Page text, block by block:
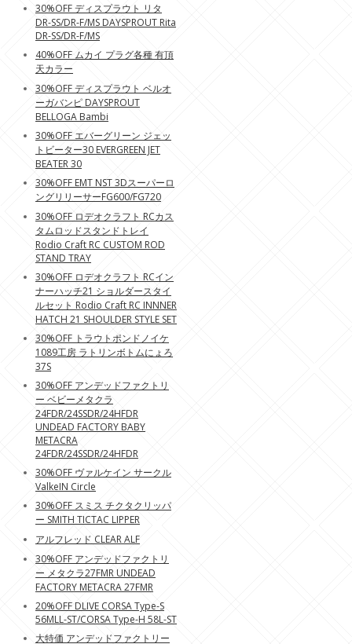
30%OFF ディスプラウト リタ
DR-SS/DR-F/MS DAYSPROUT Rita
DR-SS/DR-F/MS
40%OFF ムカイ プラグ各種 有頂
天カラー
30%OFF ディスプラウト ベルオ
ーガバンピ DAYSPROUT
BELLOGA Bambi
30%OFF エバーグリーン ジェッ
トビーター30 EVERGREEN JET
BEATER 30
30%OFF EMT NST 3Dスーパーロ
ングリリーサーFG600/FG720
30%OFF ロデオクラフト RCカス
タムロッドスタンドトレイ
Rodio Craft RC CUSTOM ROD
STAND TRAY
30%OFF ロデオクラフト RCイン
ナーハッチ21 ショルダースタイ
ルセット Rodio Craft RC INNNER
HATCH 21 SHOULDER STYLE SET
30%OFF トラウトポンドノイケ
1089工房 ラトリンボトムにょろ
37S
30%OFF アンデッドファクトリ
ー ベビーメタクラ
24FDR/24SSDR/24HFDR
UNDEAD FACTORY BABY
METACRA
24FDR/24SSDR/24HFDR
30%OFF ヴァルケイン サークル
ValkeIN Circle
30%OFF スミス チクタクリッパ
ー SMITH TICTAC LIPPER
アルフレッド CLEAR ALF
30%OFF アンデッドファクトリ
ー メタクラ27FMR UNDEAD
FACTORY METACRA 27FMR
20%OFF DLIVE CORSA Type-S
56MLL-ST/CORSA Type-H 58L-ST
大特価 アンデッドファクトリー